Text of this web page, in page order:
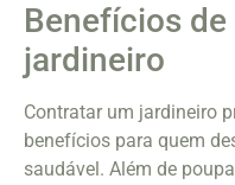
Benefícios
jardineiro
Contratar um jardineiro
benefícios para quem
saudável. Além de